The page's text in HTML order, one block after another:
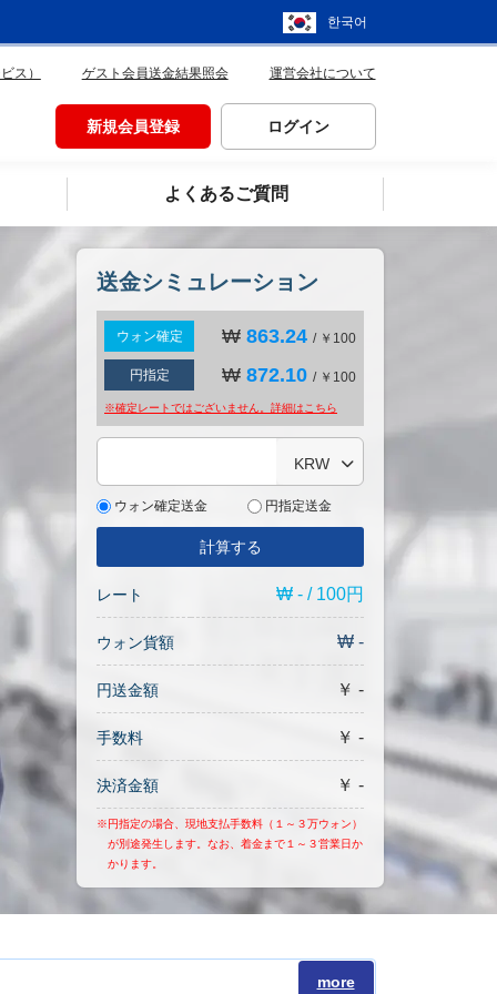
한국어
ス） ゲスト会員送金結果照会 運営会社について
新規会員登録 ログイン
よくあるご質問
送金シミュレーション
ウォン確定 ₩ 863.24 / ￥100
円指定 ₩ 872.10 / ￥100
※確定レートではございません。詳細は こちら
KRW
ウォン確定送金 円指定送金
計算する
レート ₩ - / 100円
ウォン貨額 ₩ -
円送金額 ￥ -
手数料 ￥ -
決済金額 ￥ -
※円指定の場合、現地支払手数料（１～３万ウォン）
が別途発生します。なお、着金まで１～３営業日か
かります。
more